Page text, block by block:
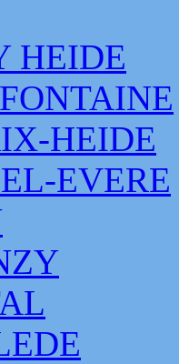
HEIDE
HEIDE
EVERE